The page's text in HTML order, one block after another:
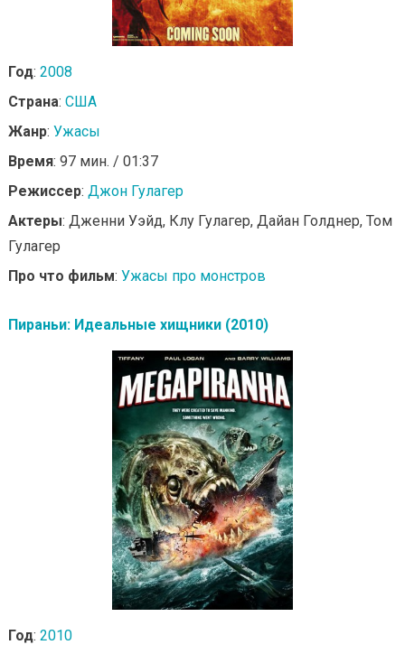
Год: 2008
Страна: США
Жанр: Ужасы
Время: 97 мин. / 01:37
Режиссер: Джон Гулагер
Актеры: Дженни Уэйд, Клу Гулагер, Дайан Голднер, Том
Гулагер
Про что фильм: Ужасы про монстров
Пираньи: Идеальные хищники (2010)
Год: 2010